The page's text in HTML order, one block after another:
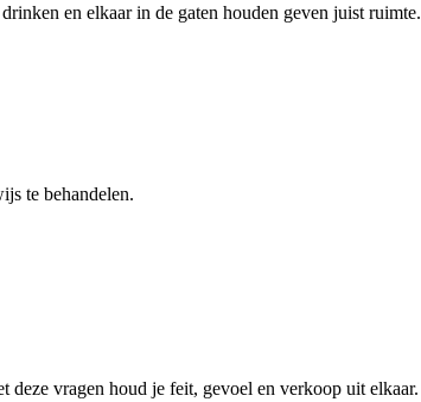
en elkaar in de gaten houden geven juist ruimte.
te behandelen.
vragen houd je feit, gevoel en verkoop uit elkaar.